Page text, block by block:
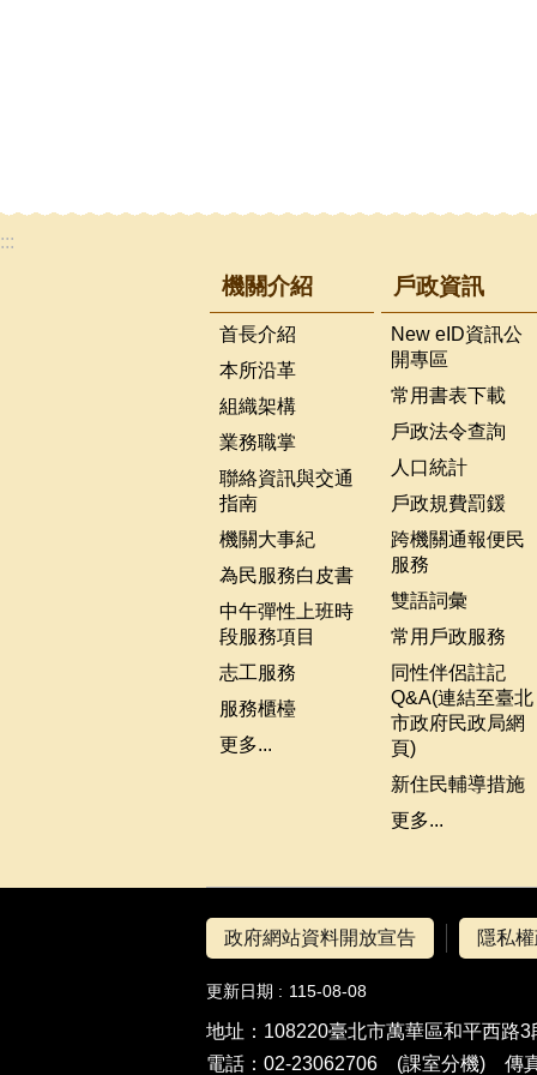
:::
機關介紹
首長介紹
本所沿革
組織架構
業務職掌
聯絡資訊與交通
指南
機關大事紀
為民服務白皮書
中午彈性上班時
段服務項目
志工服務
服務櫃檯
更多...
戶政資訊
New eID資訊公
開專區
常用書表下載
戶政法令查詢
人口統計
戶政規費罰鍰
跨機關通報便民
服務
雙語詞彙
常用戶政服務
同性伴侶註記
Q&A(連結至臺北
市政府民政局網
頁)
新住民輔導措施
更多...
政府網站資料開放宣告 隱私
更新日期 115-08-08
地址：108220臺北市萬華區和平西路3
電話：02-23062706 (課室分機) 傳